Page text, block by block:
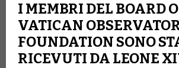
I MEMBRI DEL BOARD
VATICAN
FOUNDATION SONO
RICEVUTI DA LEONE